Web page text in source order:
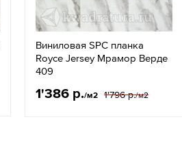
Виниловая SPC планка
Royce Jersey Мрамор Верде
409
1'386 р./м2 1'796 р./м2